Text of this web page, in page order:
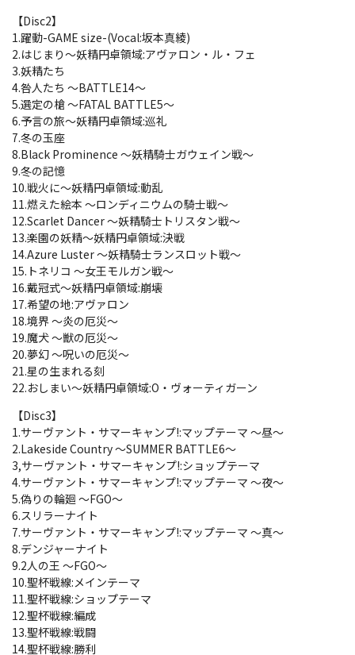
【Disc2】
1.躍動-GAME size-(Vocal:坂本真綾)
2.はじまり～妖精円卓領域:アヴァロン・ル・フェ
3.妖精たち
4.咎人たち ～BATTLE14～
5.選定の槍 ～FATAL BATTLE5～
6.予言の旅～妖精円卓領域:巡礼
7.冬の玉座
8.Black Prominence ～妖精騎士ガウェイン戦～
9.冬の記憶
10.戦火に～妖精円卓領域:動乱
11.燃えた絵本 ～ロンディニウムの騎士戦～
12.Scarlet Dancer ～妖精騎士トリスタン戦～
13.楽園の妖精～妖精円卓領域:決戦
14.Azure Luster ～妖精騎士ランスロット戦～
15.トネリコ ～女王モルガン戦～
16.戴冠式～妖精円卓領域:崩壊
17.希望の地:アヴァロン
18.境界 ～炎の厄災～
19.魔犬 ～獣の厄災～
20.夢幻 ～呪いの厄災～
21.星の生まれる刻
22.おしまい～妖精円卓領域:O・ヴォーティガーン
【Disc3】
1.サーヴァント・サマーキャンプ!:マップテーマ ～昼～
2.Lakeside Country ～SUMMER BATTLE6～
3,サーヴァント・サマーキャンプ!:ショップテーマ
4.サーヴァント・サマーキャンプ!:マップテーマ ～夜～
5.偽りの輪廻 ～FGO～
6.スリラーナイト
7.サーヴァント・サマーキャンプ!:マップテーマ ～真～
8.デンジャーナイト
9.2人の王 ～FGO～
10.聖杯戦線:メインテーマ
11.聖杯戦線:ショップテーマ
12.聖杯戦線:編成
13.聖杯戦線:戦闘
14.聖杯戦線:勝利